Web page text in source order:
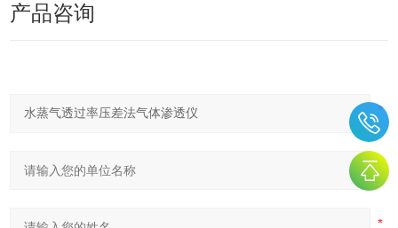
产品咨询